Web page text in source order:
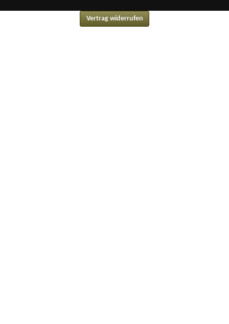
Vertrag widerrufen